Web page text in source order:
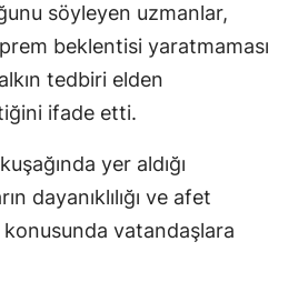
Kilis
Osmaniye
Düzce
söyleyen uzmanlar,
beklentisi yaratmaması
tedbiri elden
ifade etti.
yer aldığı
dayanıklılığı ve afet
konusunda vatandaşlara